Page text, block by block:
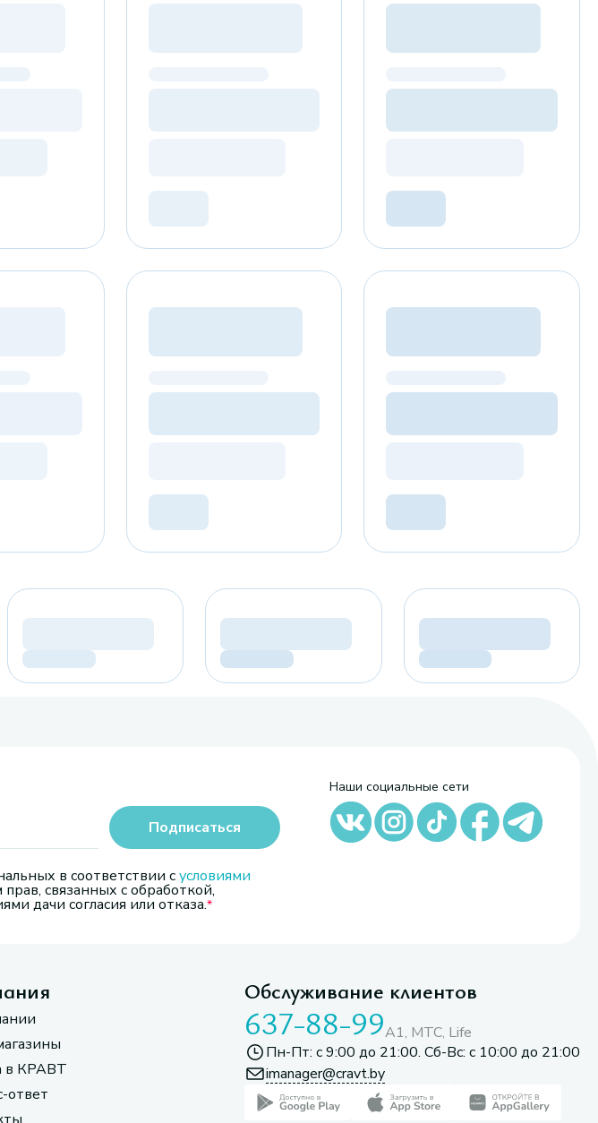
в соответствии сусловиями
связанных с обработкой,
дачи согласия или отказа.
Подписаться
Наши социальные сети
в КРАВТ
ответ
Обслуживание клиентов
637-88-99A1, МТС, Life
Пн-Пт: с 9:00 до 21:00. Сб-Вс: с 10:00 до 21:00
imanager@cravt.by